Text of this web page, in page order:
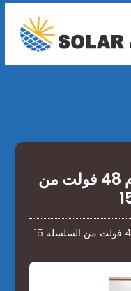
مجموعة بطاريات ليثيوم 48 فولت من